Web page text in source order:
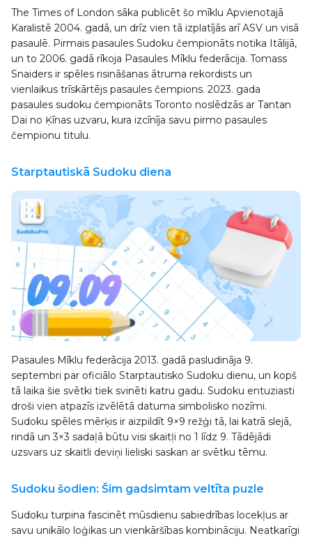
The Times of London sāka publicēt šo mīklu Apvienotajā
Karalistē 2004. gadā, un drīz vien tā izplatījās arī ASV un visā
pasaulē. Pirmais pasaules Sudoku čempionāts notika Itālijā,
un to 2006. gadā rīkoja Pasaules Mīklu federācija. Tomass
Snaiders ir spēles risināšanas ātruma rekordists un
vienlaikus trīskārtējs pasaules čempions. 2023. gada
pasaules sudoku čempionāts Toronto noslēdzās ar Tantan
Dai no Ķīnas uzvaru, kura izcīnīja savu pirmo pasaules
čempionu titulu.
Starptautiskā Sudoku diena
Pasaules Mīklu federācija 2013. gadā pasludināja 9.
septembri par oficiālo Starptautisko Sudoku dienu, un kopš
tā laika šie svētki tiek svinēti katru gadu. Sudoku entuziasti
droši vien atpazīs izvēlētā datuma simbolisko nozīmi.
Sudoku spēles mērķis ir aizpildīt 9×9 režģi tā, lai katrā slejā,
rindā un 3×3 sadaļā būtu visi skaitļi no 1 līdz 9. Tādējādi
uzsvars uz skaitli deviņi lieliski saskan ar svētku tēmu.
Sudoku šodien: Šim gadsimtam veltīta puzle
Sudoku turpina fascinēt mūsdienu sabiedrības locekļus ar
savu unikālo loģikas un vienkāršības kombināciju. Neatkarīgi